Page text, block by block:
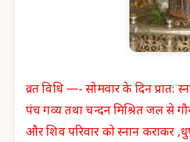
व्रत विधि —- सोमवार के दिन प्रात:
पंच गव्य तथा चन्दन मिश्रित जल से
और शिव परिवार को स्नान कराकर